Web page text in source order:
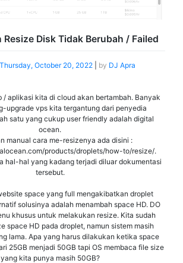
Resize Disk Tidak Berubah / Failed
Thursday, October 20, 2022 by DJ Apra
/ aplikasi kita di cloud akan bertambah. Banyak
upgrade vps kita tergantung dari penyedia
satu yang cukup user friendly adalah digital
ocean.
manual cara me-resizenya ada disini :
products/droplets/how-to/resize/.
hal-hal yang kadang terjadi diluar dokumentasi
tersebut.
space yang full mengakibatkan droplet
solusinya adalah menambah space HD. DO
khusus untuk melakukan resize. Kita sudah
space HD pada droplet, namun sistem masih
lama. Apa yang harus dilakukan ketika space
25GB menjadi 50GB tapi OS membaca file size
yang kita punya masih 50GB?